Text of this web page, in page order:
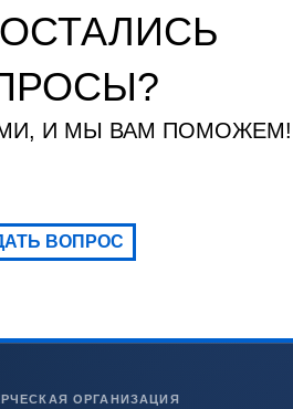
И МЫ ВАМ ПОМОЖЕМ!
ВОПРОС
ОРГАНИЗАЦИЯ